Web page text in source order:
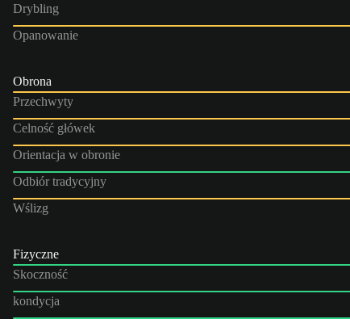
Drybling
Opanowanie
Obrona
Przechwyty
Celność główek
Orientacja w obronie
Odbiór tradycyjny
Wślizg
Fizyczne
Skoczność
kondycja